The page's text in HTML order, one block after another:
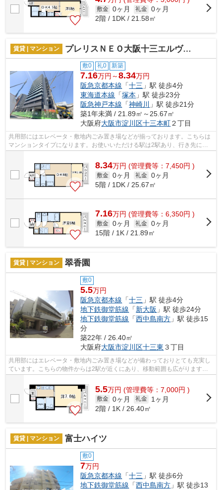
敷金 0ヶ月 礼金 0ヶ月
2階 / 1DK / 21.58㎡
賃貸 | マンション プレリスＮＥＯ大阪十三エルヴィオン
敷0 礼0 新築
7.16万円～8.34万円
阪急京都本線 「十三 」駅 徒歩4分
東海道本線 「塚本 」駅 徒歩23分
阪急神戸本線 「神崎川
」駅 徒歩21分
築1年未満 / 21.89㎡～25.67㎡
大阪府大阪市淀川区十三本町２丁目
共用部にはエレベータ・敷地内ごみ置き場などが揃っております。こちらは
マンションタイプになります。お使いいただける駅は2駅あり、行き先に応
8.34万円 (管理費等：7,450円 )
敷金 0ヶ月 礼金 0ヶ月
5階 / 1DK / 25.67㎡
7.16万円 (管理費等：6,350円 )
敷金 0ヶ月 礼金 0ヶ月
15階 / 1K / 21.89㎡
賃貸 | マンション 翠香園
敷0
5.5万円
阪急京都本線 「十三 」駅 徒歩4分
地下鉄御堂筋線 「新大阪 」駅 徒歩24分
地下鉄御堂筋線 「西中島南方 」駅 徒歩15
分
築22年 / 26.40㎡
大阪府大阪市淀川区十三東 ３丁目
共用部にはエレベータ・敷地内ごみ置き場などが備わっておりとても充実し
ています。こちらの物件からは2駅が近くにあり、移動範囲も広がります。
5.5万円 (管理費等：7,000円 )
敷金 0ヶ月 礼金
1ヶ月
2階 / 1K / 26.40㎡
賃貸 | マンション 富士ハイツ
敷0
7万円
阪急京都本線 「十三 」駅 徒歩6分
地下鉄御堂筋線 「西中島南方 」駅 徒歩13